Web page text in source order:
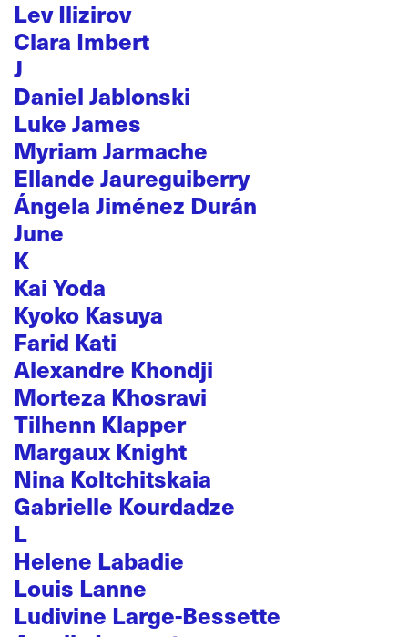
Lev Ilizirov
Clara Imbert
J
Daniel Jablonski
Luke James
Myriam Jarmache
Ellande Jaureguiberry
Ángela Jiménez Durán
June
K
Kai Yoda
Kyoko Kasuya
Farid Kati
Alexandre Khondji
Morteza Khosravi
Tilhenn Klapper
Margaux Knight
Nina Koltchitskaia
Gabrielle Kourdadze
L
Helene Labadie
Louis Lanne
Ludivine Large-Bessette